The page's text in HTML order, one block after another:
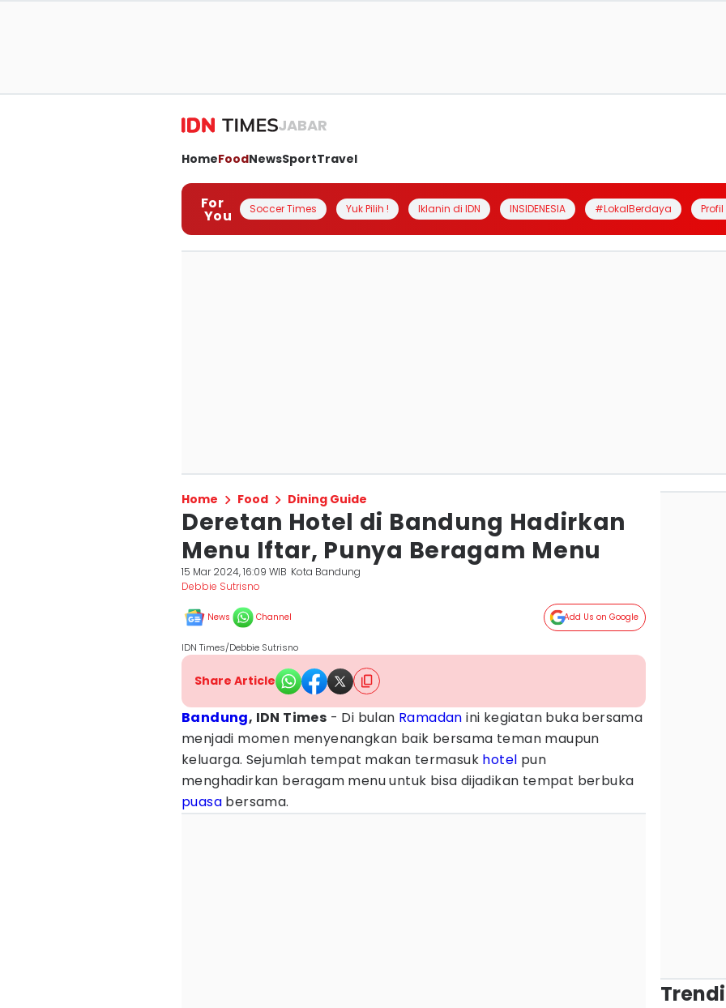
JABAR
HomeFoodNewsSportTravel
For
You Soccer Times Yuk Pilih ! Iklanin di IDN INSIDENESIA #LokalBerdaya
Home Food Dining Guide
Deretan Hotel di Bandung Hadirkan
Menu Iftar, Punya Beragam Menu
15 Mar 2024, 16:09 WIB Kota Bandung
Debbie Sutrisno
News Channel Add Us on Google
IDN Times/Debbie Sutrisno
Share Article
Bandung, IDN Times - Di bulan Ramadan ini kegiatan buka bersama
menjadi momen menyenangkan baik bersama teman maupun
keluarga. Sejumlah tempat makan termasuk hotel pun
menghadirkan beragam menu untuk bisa dijadikan tempat berbuka
puasa bersama.